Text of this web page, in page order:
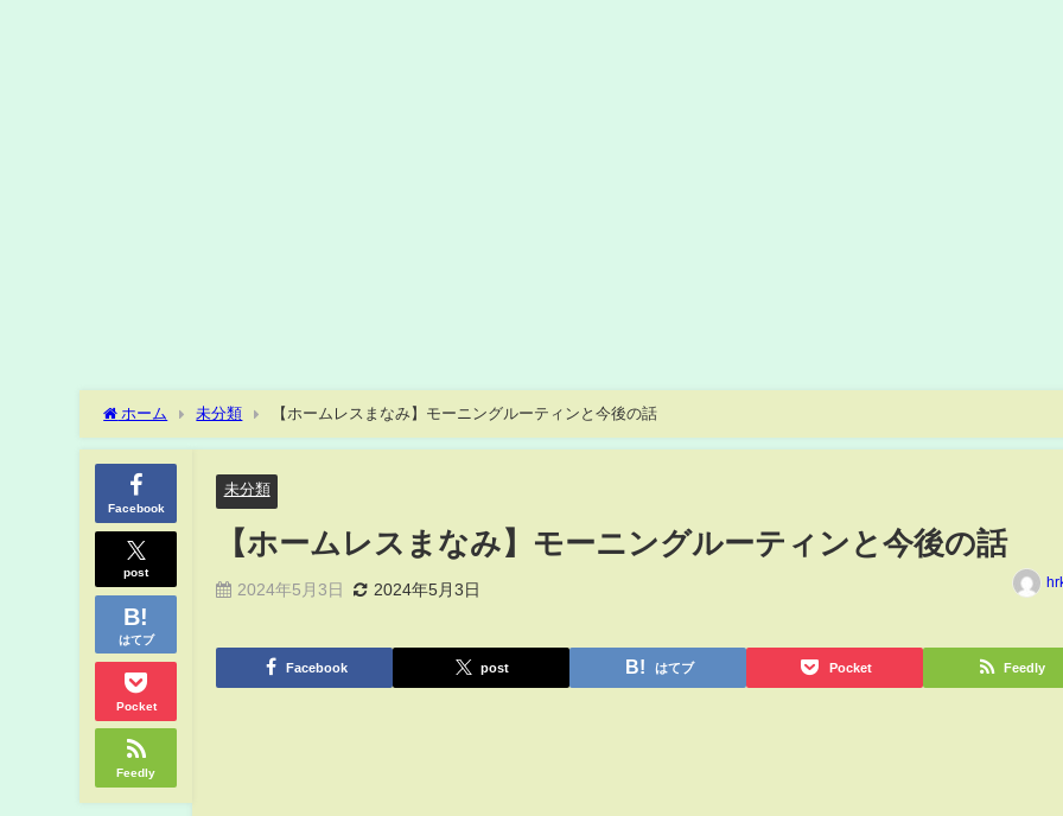
ホーム 未分類 【ホームレスまなみ】モーニングルーティンと今後の話
Facebook
post
はてブ
Pocket
Feedly
未分類
【ホームレスまなみ】モーニングルーティンと今後の話
2024年5月3日 2024年5月3日
Facebook post はてブ Pocket Feedly